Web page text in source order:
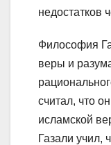
недостатков
Философия
веры и
считал, что
исламской
Газали учил,